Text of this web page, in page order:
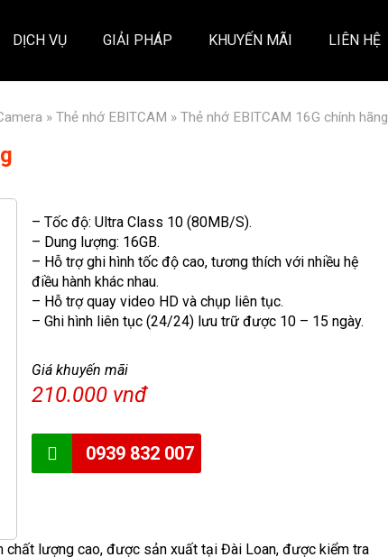
DỊCH VỤ GIẢI PHÁP KHUYẾN MÃI LIÊN HỆ
» Thẻ nhớ EBITCAM » Thẻ nhớ EBITCAM 16G chính hãng
– Tốc độ: Ultra Class 10 (80MB/S).
– Dung lượng: 16GB.
– Hỗ trợ ghi hình tốc độ cao, tương thích với nhiều hệ
điều hành khác nhau.
– Hỗ trợ quay video HD và chụp liên tục.
– Ghi hình liên tục (24/24) lưu trữ được 10 – 15 ngày.
Giá khuyến mãi
210.000 vnđ
0939 832 007
chất lượng cao, được sản xuất tại Đài Loan, được kiểm tra